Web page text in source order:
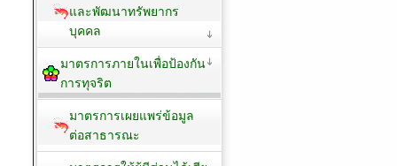
และพัฒนาทรัพยากร
บุคคล
มาตรการภายในเพื่อป้องกัน
การทุจริต
มาตรการเผยแพร่ข้อมูล
ต่อสาธารณะ